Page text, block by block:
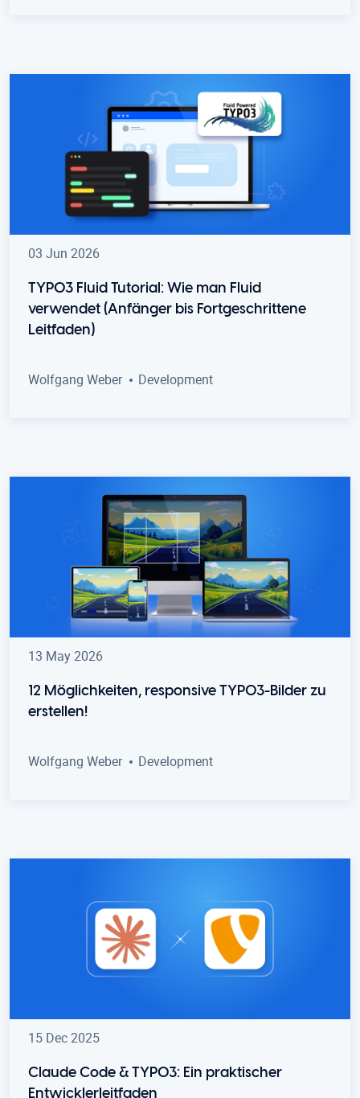
03 Jun 2026
TYPO3 Fluid Tutorial: Wie man Fluid
verwendet (Anfänger bis Fortgeschrittene
Leitfaden)
Wolfgang Weber Development
13 May 2026
12 Möglichkeiten, responsive TYPO3-Bilder zu
erstellen!
Wolfgang Weber Development
15 Dec 2025
Claude Code & TYPO3: Ein praktischer
Entwicklerleitfaden